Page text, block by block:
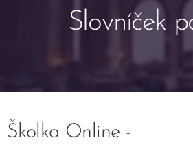
Slovníček
Školka Online -